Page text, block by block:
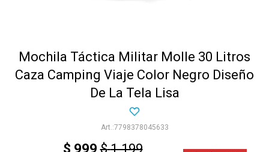
Mochila Táctica Militar Molle 30 Litros
Caza Camping Viaje Color Negro Diseño
De La Tela Lisa
7798378045633
$ 999 $ 1.199